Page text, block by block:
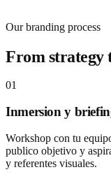
Our branding process
From strategy
01
Inmersion y
Workshop con tu
publico objetivo y
y referentes visuales.